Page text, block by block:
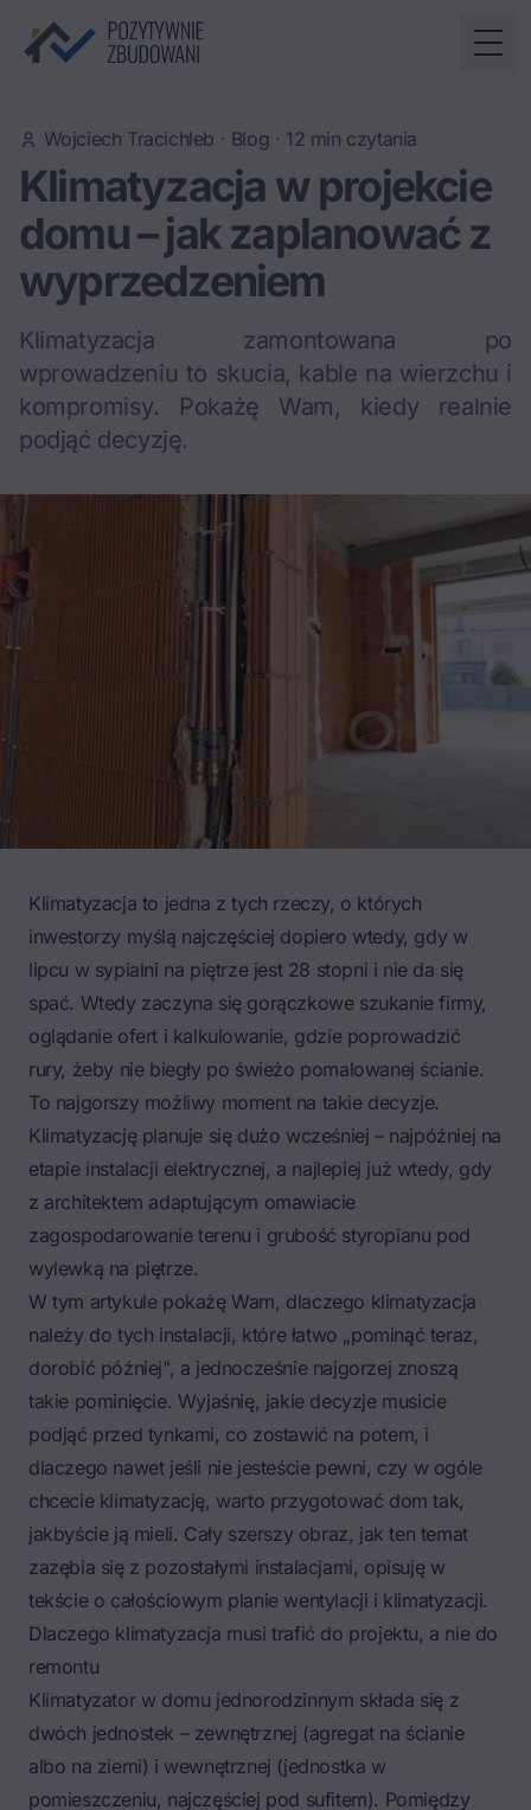
Wojciech Tracichleb · Blog · 12 min czytania
Klimatyzacja w projekcie
domu – jak zaplanować z
wyprzedzeniem
Klimatyzacja zamontowana po
wprowadzeniu to skucia, kable na wierzchu i
kompromisy. Pokażę Wam, kiedy realnie
podjąć decyzję.
Klimatyzacja to jedna z tych rzeczy, o których
inwestorzy myślą najczęściej dopiero wtedy, gdy w
lipcu w sypialni na piętrze jest 28 stopni i nie da się
spać. Wtedy zaczyna się gorączkowe szukanie firmy,
oglądanie ofert i kalkulowanie, gdzie poprowadzić
rury, żeby nie biegły po świeżo pomalowanej ścianie.
To najgorszy możliwy moment na takie decyzje.
Klimatyzację planuje się dużo wcześniej – najpóźniej na
etapie instalacji elektrycznej, a najlepiej już wtedy, gdy
z architektem adaptującym omawiacie
zagospodarowanie terenu i grubość styropianu pod
wylewką na piętrze.
W tym artykule pokażę Wam, dlaczego klimatyzacja
należy do tych instalacji, które łatwo „pominąć teraz,
dorobić później", a jednocześnie najgorzej znoszą
takie pominięcie. Wyjaśnię, jakie decyzje musicie
podjąć przed tynkami, co zostawić na potem, i
dlaczego nawet jeśli nie jesteście pewni, czy w ogóle
chcecie klimatyzację, warto przygotować dom tak,
jakbyście ją mieli. Cały szerszy obraz, jak ten temat
zazębia się z pozostałymi instalacjami, opisuję w
tekście o całościowym planie wentylacji i klimatyzacji.
Dlaczego klimatyzacja musi trafić do projektu, a nie do
remontu
Klimatyzator w domu jednorodzinnym składa się z
dwóch jednostek – zewnętrznej (agregat na ścianie
albo na ziemi) i wewnętrznej (jednostka w
pomieszczeniu, najczęściej pod sufitem). Pomiędzy